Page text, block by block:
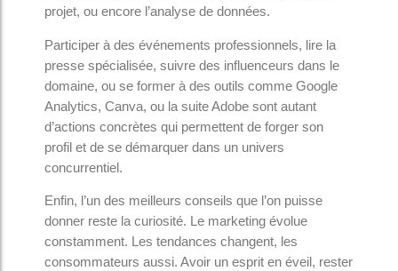
projet, ou encore l’analyse de données.
Participer à des événements professionnels, lire la
presse spécialisée, suivre des influenceurs dans le
domaine, ou se former à des outils comme Google
Analytics, Canva, ou la suite Adobe sont autant
d’actions concrètes qui permettent de forger son
profil et de se démarquer dans un univers
concurrentiel.
Enfin, l’un des meilleurs conseils que l’on puisse
donner reste la curiosité. Le marketing évolue
constamment. Les tendances changent, les
consommateurs aussi. Avoir un esprit en éveil, rester